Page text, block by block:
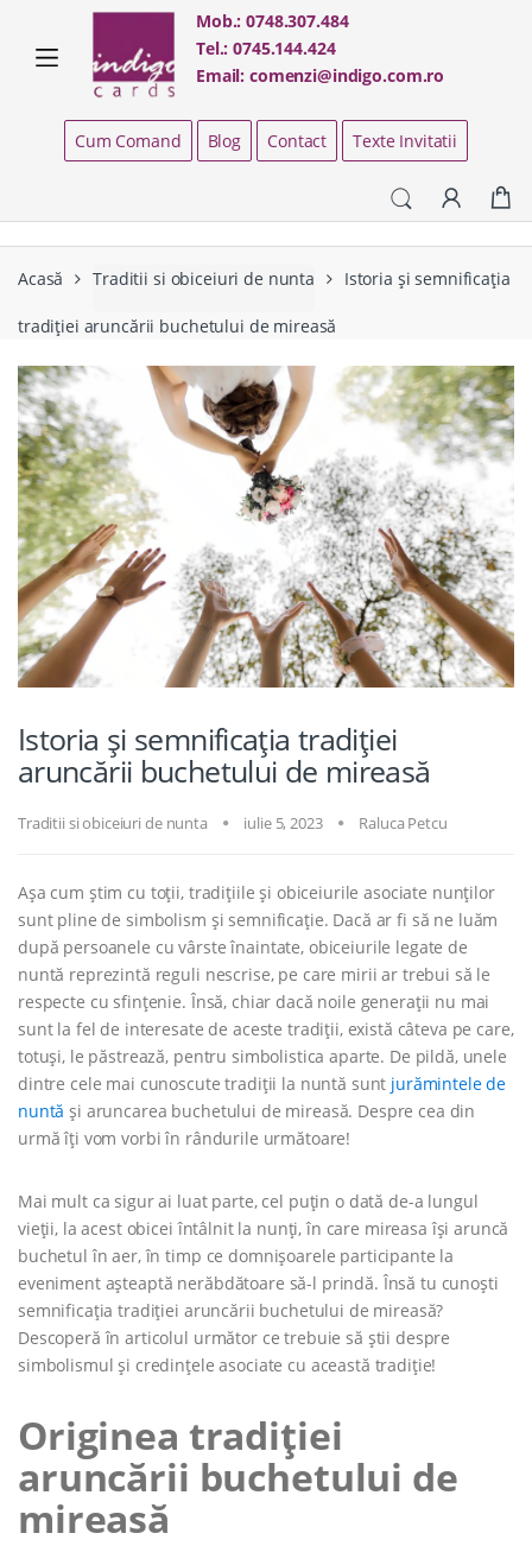
navigation
content
Mob.:0748.307.484
Tel.:0745.144.424
Email:comenzi@indigo.com.ro
Cum Comand Blog Contact Texte Invitatii
Acasă Traditii si obiceiuri de nunta Istoria și semnificația
tradiției aruncării buchetului de mireasă
Istoria și semnificația tradiției
aruncării buchetului de mireasă
Traditii si obiceiuri de nunta iulie 5, 2023 Raluca Petcu
Așa cum știm cu toții, tradițiile și obiceiurile asociate nunților
sunt pline de simbolism și semnificație. Dacă ar fi să ne luăm
după persoanele cu vârste înaintate, obiceiurile legate de
nuntă reprezintă reguli nescrise, pe care mirii ar trebui să le
respecte cu sfințenie. Însă, chiar dacă noile generații nu mai
sunt la fel de interesate de aceste tradiții, există câteva pe care,
totuși, le păstrează, pentru simbolistica aparte. De pildă, unele
dintre cele mai cunoscute tradiții la nuntă sunt jurămintele de
nuntă și aruncarea buchetului de mireasă. Despre cea din
urmă îți vom vorbi în rândurile următoare!
Mai mult ca sigur ai luat parte, cel puțin o dată de-a lungul
vieții, la acest obicei întâlnit la nunți, în care mireasa își aruncă
buchetul în aer, în timp ce domnișoarele participante la
eveniment așteaptă nerăbdătoare să-l prindă. Însă tu cunoști
semnificația tradiției aruncării buchetului de mireasă?
Descoperă în articolul următor ce trebuie să știi despre
simbolismul și credințele asociate cu această tradiție!
Originea tradiției
aruncării buchetului de
mireasă